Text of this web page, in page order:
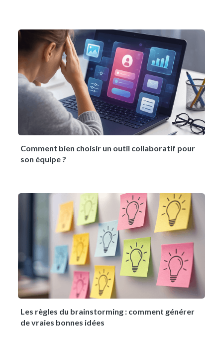
Comment bien choisir un outil collaboratif pour
son équipe ?
Les règles du brainstorming : comment générer
de vraies bonnes idées